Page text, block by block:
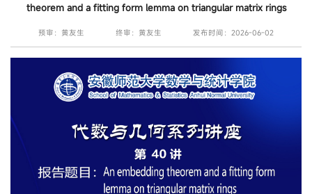
theorem and a fitting form lemma on triangular matrix rings
预审：黄友生 终审：黄友生 发布时间：2026-06-02